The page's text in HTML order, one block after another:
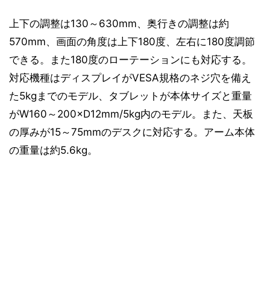
上下の調整は130～630mm、奥行きの調整は約
570mm、画面の角度は上下180度、左右に180度調節
できる。また180度のローテーションにも対応する。
対応機種はディスプレイがVESA規格のネジ穴を備え
た5kgまでのモデル、タブレットが本体サイズと重量
がW160～200×D12mm/5kg内のモデル。また、天板
の厚みが15～75mmのデスクに対応する。アーム本体
の重量は約5.6kg。